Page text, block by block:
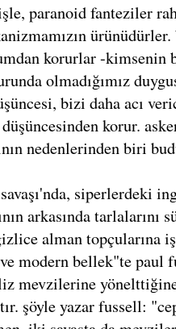
paranoid fanteziler
korurlar -
olmadığımız
bizi daha acı
korur.
nedenlerinden biri
siperlerdeki
arkasında tarlalarını
alman topçularına
modern bellek"te paul
mevzilerine
şöyle yazar fussell: